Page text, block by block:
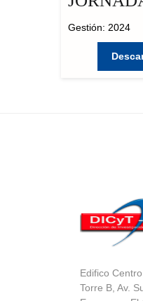
Gestión: 2024
Edifico
Torre B, Av.